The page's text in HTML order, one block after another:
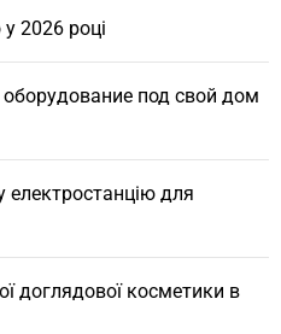
2026 році
под свой дом
електростанцію для
доглядової косметики в